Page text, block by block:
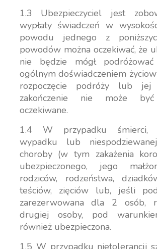
1.3 Ubezpieczyciel jest
wypłaty świadczeń w
powodu jednego z
powodów można oczekiwać, że
nie będzie mógł
ogólnym doświadczeniem
rozpoczęcie podróży lub jej
zakończenie nie może być
oczekiwane.
1.4 W przypadku śmierci,
wypadku lub
choroby (w tym zakażenia
ubezpieczonego, jego
rodziców, rodzeństwa,
teściów, zięciów lub, jeśli
zarezerwowana dla 2 osób,
drugiej osoby, pod
również ubezpieczona.
1.5 W przypadku nietolerancji